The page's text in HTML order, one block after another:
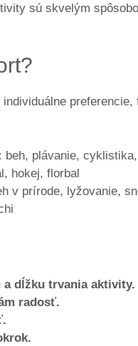
sú skvelým
beh, plávanie,
hokej, florbal
v prírode, lyžovanie,
dĺžku trvania aktivity.
radosť.